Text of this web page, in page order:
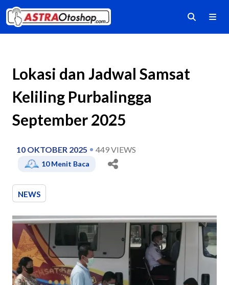
Lokasi dan Jadwal Samsat
Keliling Purbalingga
September 2025
10 OKTOBER 2025 449VIEWS
10Menit Baca
NEWS